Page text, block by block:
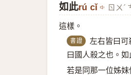
如此rú cǐ ㄖㄨˊ
這樣。
書證
左右皆曰
曰國人殺之也。
若是同那一位姊妹